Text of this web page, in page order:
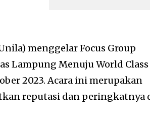
menggelar Focus Group
Lampung Menuju World Class
2023. Acara ini merupakan
reputasi dan peringkatnya